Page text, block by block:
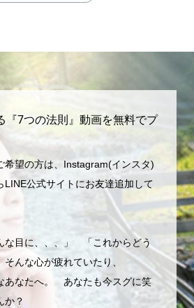
『7つの法則』動画を無料でプ
希望の方は、Instagram(インスタ)
LINE公式サイトにお友達追加して
な目に、、、」 「これからどう
んな心が疲れていたり、
あなたへ。 あなたも今スグに笑
か？